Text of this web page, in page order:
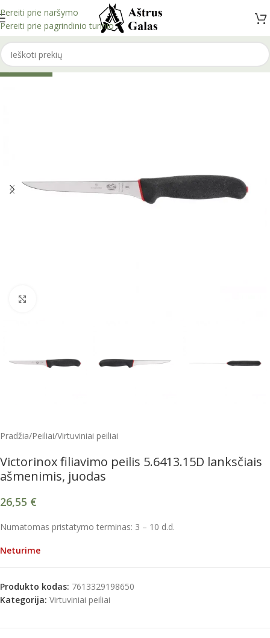
Pereiti prie naršymo
Pereiti prie pagrindinio turinio
Pradžia/Peiliai/Virtuviniai peiliai
Victorinox filiavimo peilis 5.6413.15D lanksčiais
ašmenimis, juodas
26,55 €
Numatomas pristatymo terminas: 3 – 10 d.d.
Neturime
Produkto kodas: 7613329198650
Kategorija: Virtuviniai peiliai